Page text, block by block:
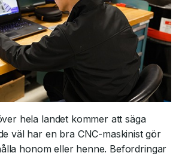
hela landet kommer att säga
väl har en bra CNC-maskinist gör
honom eller henne. Befordringar